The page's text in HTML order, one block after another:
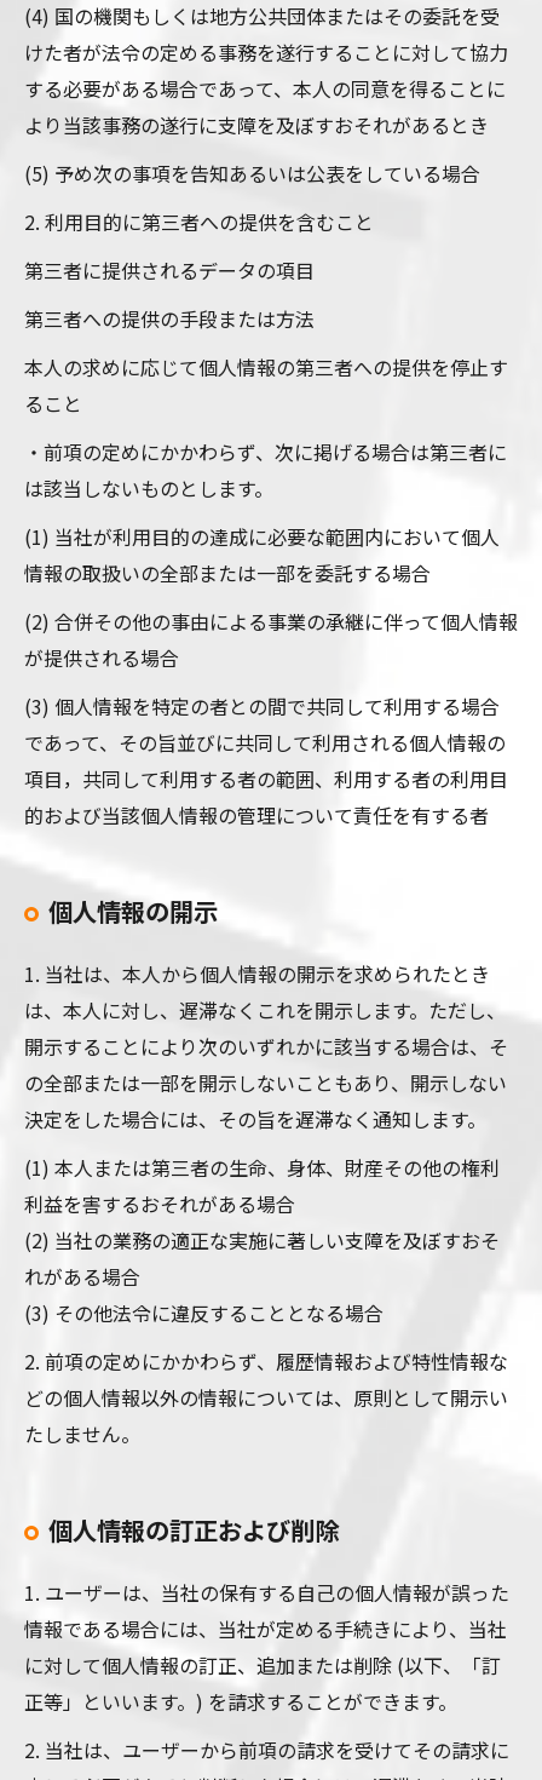
(4) 国の機関もしくは地方公共団体またはその委託を受
けた者が法令の定める事務を遂行することに対して協力
する必要がある場合であって、本人の同意を得ることに
より当該事務の遂行に支障を及ぼすおそれがあるとき
(5) 予め次の事項を告知あるいは公表をしている場合
2. 利用目的に第三者への提供を含むこと
第三者に提供されるデータの項目
第三者への提供の手段または方法
本人の求めに応じて個人情報の第三者への提供を停止す
ること
・前項の定めにかかわらず、次に掲げる場合は第三者に
は該当しないものとします。
(1) 当社が利用目的の達成に必要な範囲内において個人
情報の取扱いの全部または一部を委託する場合
(2) 合併その他の事由による事業の承継に伴って個人情報
が提供される場合
(3) 個人情報を特定の者との間で共同して利用する場合
であって、その旨並びに共同して利用される個人情報の
項目，共同して利用する者の範囲、利用する者の利用目
的および当該個人情報の管理について責任を有する者
個人情報の開示
1. 当社は、本人から個人情報の開示を求められたとき
は、本人に対し、遅滞なくこれを開示します。ただし、
開示することにより次のいずれかに該当する場合は、そ
の全部または一部を開示しないこともあり、開示しない
決定をした場合には、その旨を遅滞なく通知します。
(1) 本人または第三者の生命、身体、財産その他の権利
利益を害するおそれがある場合
(2) 当社の業務の適正な実施に著しい支障を及ぼすおそ
れがある場合
(3) その他法令に違反することとなる場合
2. 前項の定めにかかわらず、履歴情報および特性情報な
どの個人情報以外の情報については、原則として開示い
たしません。
個人情報の訂正および削除
1. ユーザーは、当社の保有する自己の個人情報が誤った
情報である場合には、当社が定める手続きにより、当社
に対して個人情報の訂正、追加または削除 (以下、「訂
正等」といいます。) を請求することができます。
2. 当社は、ユーザーから前項の請求を受けてその請求に